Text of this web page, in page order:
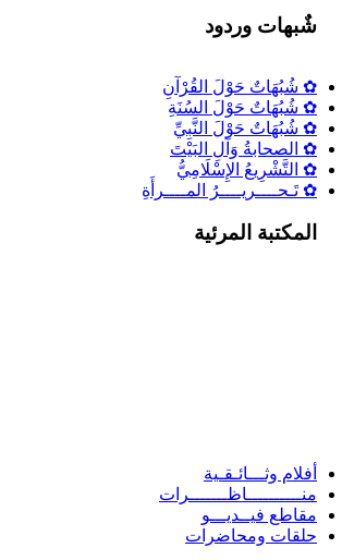
شٌبهات وردود
✿ شُبُهَاتٌ حَوْلَ القُرْآنِ
✿ شُبُهَاتٌ حَوْلَ السُنَةِ
✿ شُبُهَاتٌ حَوْلَ النَّبِيِّ
✿ الصحابةُ وَآلِ البَيْتَ
✿ التَّشْرِيعُ الإِسْلَامِيُّ
✿ تَـحــــريــــرُ المــــرأَةِ
المكتبة المرئية
أفلام وثـــائـقـية
منــــــــــاظـــــــرات
مقاطع فيــديـــو
حلقات ومحاضرات